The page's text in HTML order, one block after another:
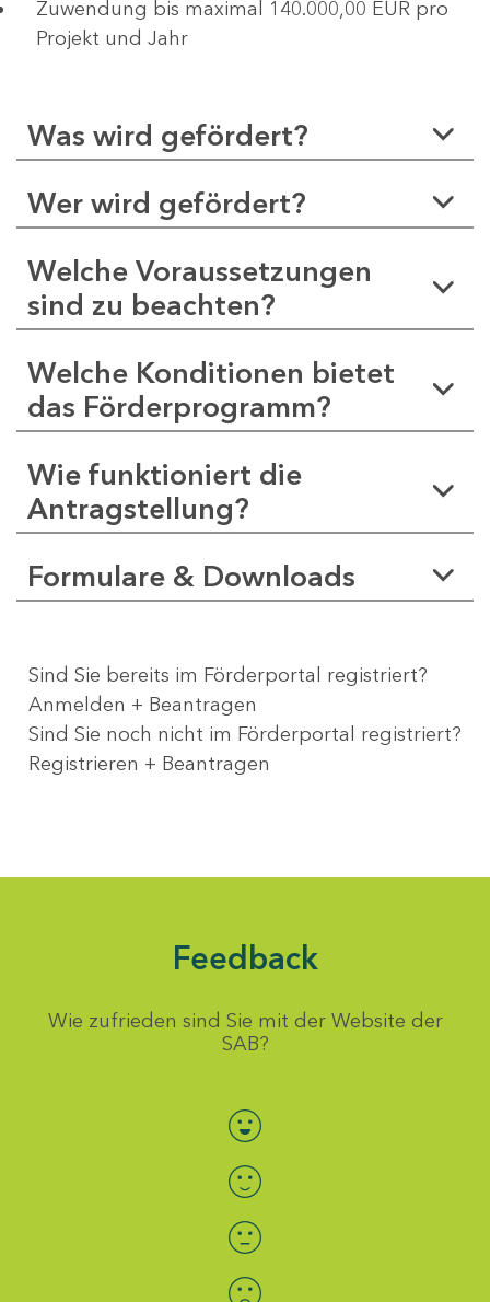
Zuwendung bis maximal 140.000,00 EUR pro
Projekt und Jahr
Was wird gefördert?
Wer wird gefördert?
Welche Voraussetzungen
sind zu beachten?
Welche Konditionen bietet
das Förderprogramm?
Wie funktioniert die
Antragstellung?
Formulare & Downloads
Sind Sie bereits im Förderportal registriert?
Anmelden + Beantragen
Sind Sie noch nicht im Förderportal registriert?
Registrieren + Beantragen
Feedback
Wie zufrieden sind Sie mit der Website der
SAB?
Bewertung auswählen